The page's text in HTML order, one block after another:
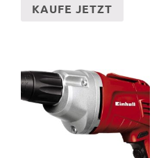
KAUFE JETZT